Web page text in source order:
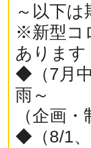
～以下は
※新型コ
あります
◆（7月
雨～
（企画
◆（8/1、